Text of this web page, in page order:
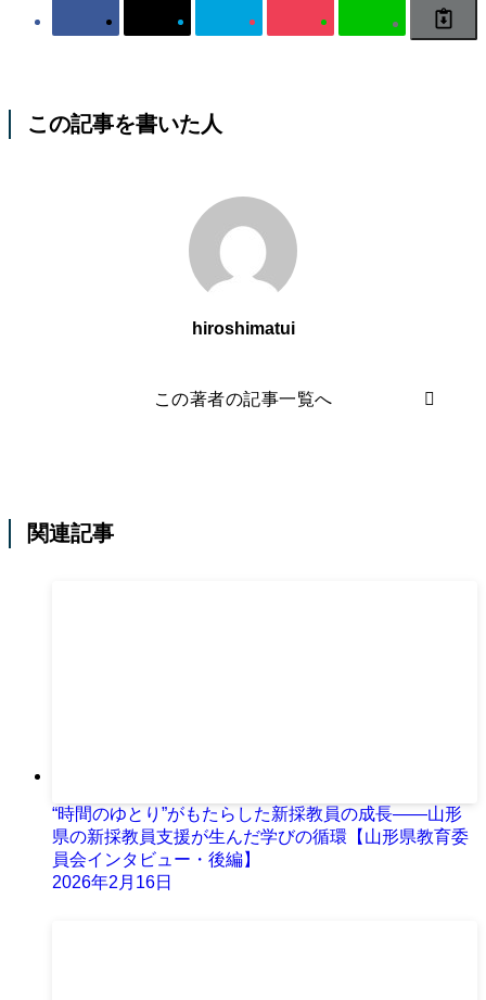
この記事を書いた人
hiroshimatui
この著者の記事一覧へ
関連記事
“時間のゆとり”がもたらした新採教員の成長――山形
県の新採教員支援が生んだ学びの循環【山形県教育委
員会インタビュー・後編】
2026年2月16日